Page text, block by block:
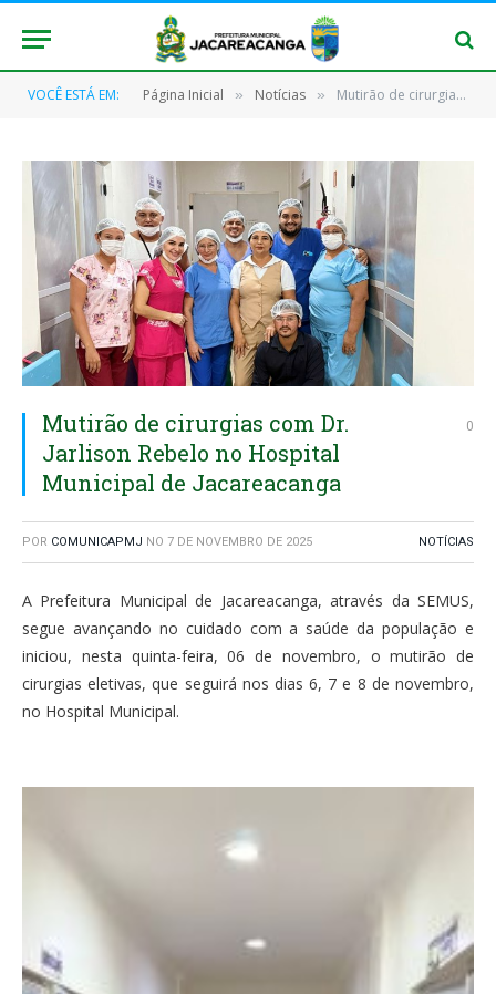
VOCÊ ESTÁ EM: Página Inicial » Notícias » Mutirão de cirurgias com Dr. Jarlison Rebelo no Hospital Municipal de Jacareacanga
Mutirão de cirurgias com Dr.
Jarlison Rebelo no Hospital
Municipal de Jacareacanga
0
POR COMUNICAPMJ NO 7 DE NOVEMBRO DE 2025 NOTÍCIAS
A Prefeitura Municipal de Jacareacanga, através da SEMUS,
segue avançando no cuidado com a saúde da população e
iniciou, nesta quinta-feira, 06 de novembro, o mutirão de
cirurgias eletivas, que seguirá nos dias 6, 7 e 8 de novembro,
no Hospital Municipal.